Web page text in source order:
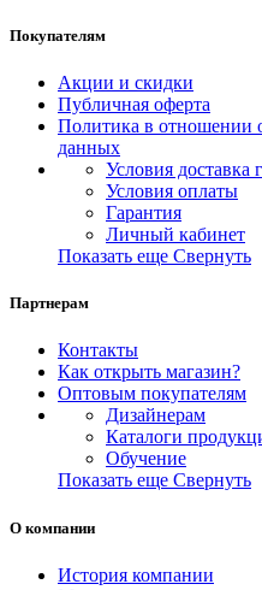
Покупателям
Акции и скидки
Публичная оферта
Политика в отношении
данных
Условия доставка
Условия оплаты
Гарантия
Личный кабинет
Показать еще Свернуть
Партнерам
Контакты
Как открыть магазин?
Оптовым покупателям
Дизайнерам
Каталоги
Обучение
Показать еще Свернуть
О компании
История компании